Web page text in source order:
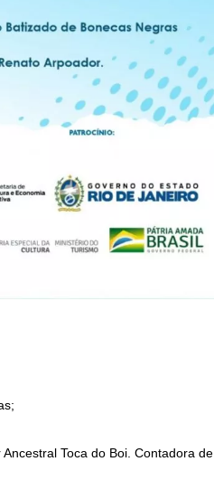
Toca do Boi. Contadora de